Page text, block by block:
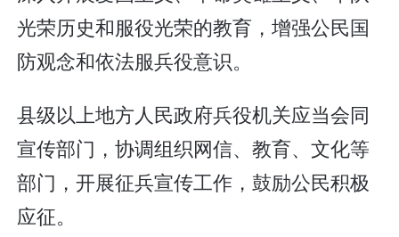
光荣历史和服役光荣的教育，增强公民国
防观念和依法服兵役意识。
县级以上地方人民政府兵役机关应当会同
宣传部门，协调组织网信、教育、文化等
部门，开展征兵宣传工作，鼓励公民积极
应征。